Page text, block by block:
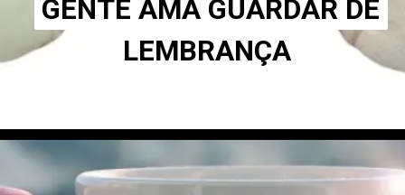
GENTE AMA GUARDAR DE
LEMBRANÇA
GENTE AMA GUARDAR DE
LEMBRANÇA